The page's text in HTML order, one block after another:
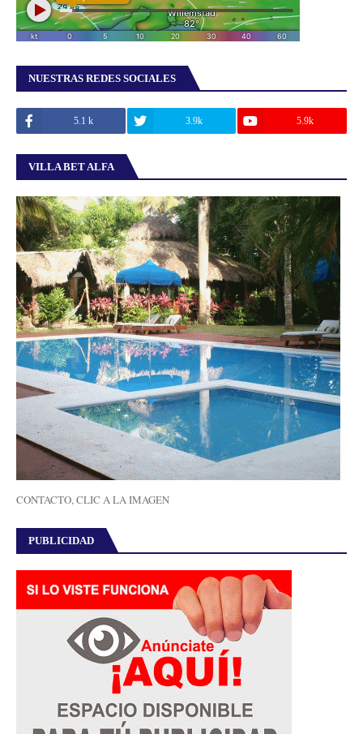
NUESTRAS REDES SOCIALES
5.1 k 3.9k 5.9k
VILLA BET ALFA
CONTACTO, CLIC A LA IMAGEN
PUBLICIDAD